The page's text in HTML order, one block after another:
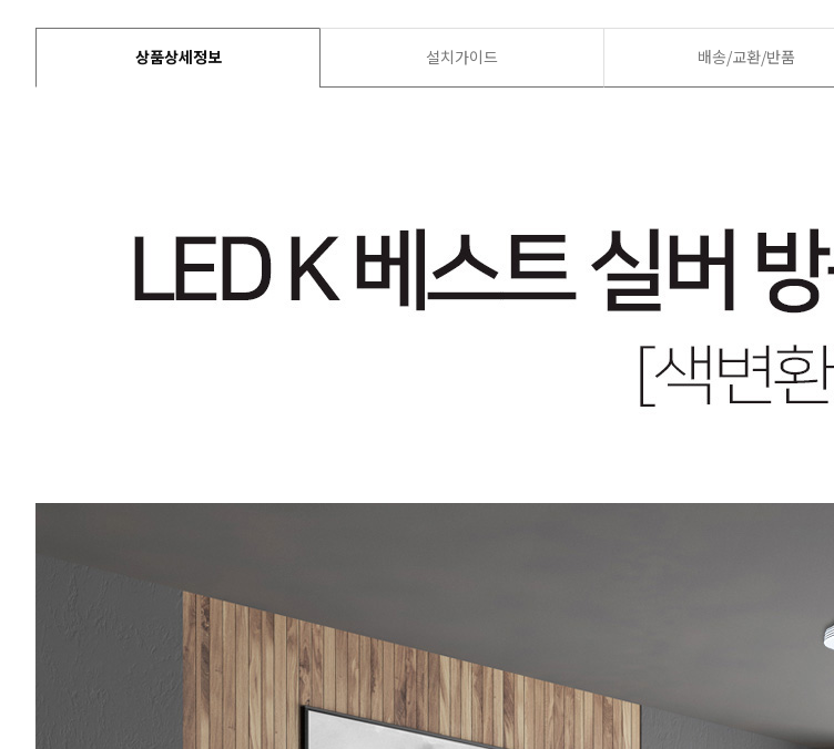
상품상세정보 설치가이드 배송/교환/반품